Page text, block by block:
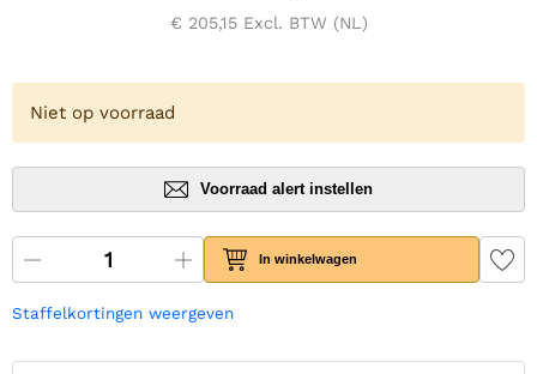
€ 205,15Excl. BTW (NL)
Niet op voorraad
Voorraad alert instellen
In winkelwagen
Staffelkortingen weergeven